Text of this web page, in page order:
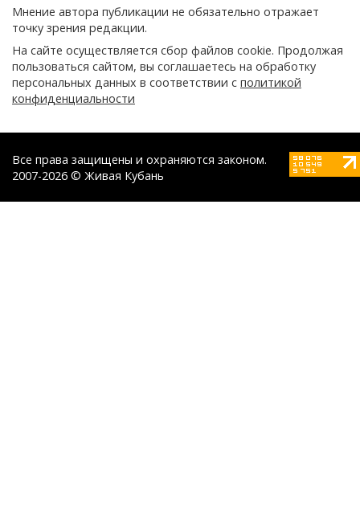
Мнение автора публикации не обязательно отражает
точку зрения редакции.
На сайте осуществляется сбор файлов cookie. Продолжая
пользоваться сайтом, вы соглашаетесь на обработку
персональных данных в соответствии с политикой
конфиденциальности
Все права защищены и охраняются законом.
2007-2026 © Живая Кубань